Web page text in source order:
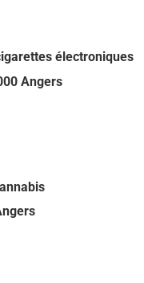
électroniques
Angers